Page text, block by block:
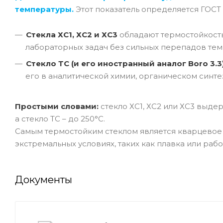
температуры. Этот показатель определяется
Стекла ХС1, ХС2 и ХС3 обладают
лабораторных задач без сильных перепадов
Стекло ТС (и его иностранный аналог Boro
его в аналитической химии, органическом
Простыми словами: стекло ХС1, ХС2 или ХС3
а стекло ТС – до 250°C.
Самым термостойким стеклом является кварцевое
экстремальных условиях, таких как плавка или
Документы